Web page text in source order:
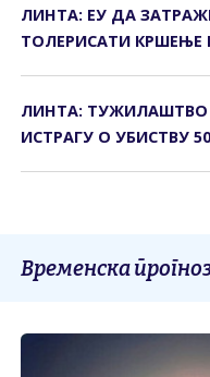
ЛИНТА: ЕУ ДА
ТОЛЕРИСАТИ КРШЕЊЕ
ЛИНТА: ТУЖИЛАШТВО
ИСТРАГУ О УБИСТВУ
Временска